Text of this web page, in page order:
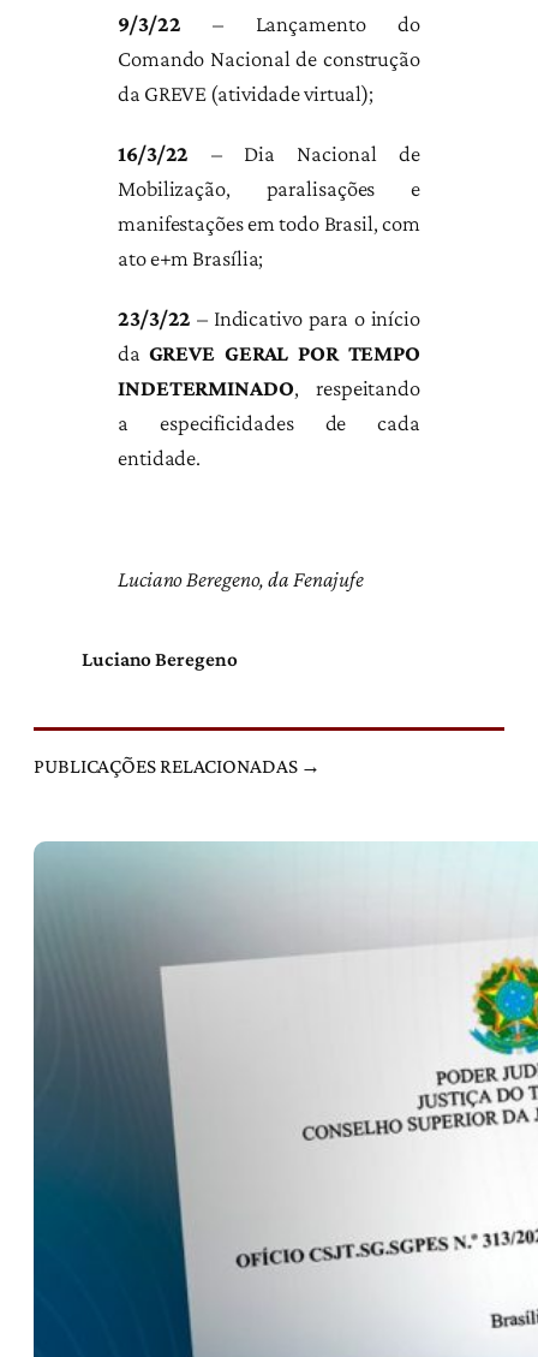
9/3/22 – Lançamento do
Comando Nacional de construção
da GREVE (atividade virtual);
16/3/22 – Dia Nacional de
Mobilização, paralisações e
manifestações em todo Brasil, com
ato e+m Brasília;
23/3/22 – Indicativo para o início
da GREVE GERAL POR TEMPO
INDETERMINADO, respeitando
a especificidades de cada
entidade.
Luciano Beregeno, da Fenajufe
Luciano Beregeno
PUBLICAÇÕES RELACIONADAS →